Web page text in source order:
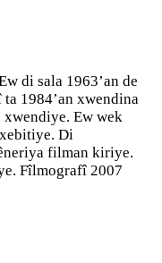
di sala 1963’an de
1984’an xwendina
Ew wek
Di
filman kiriye.
Fîlmografî 2007